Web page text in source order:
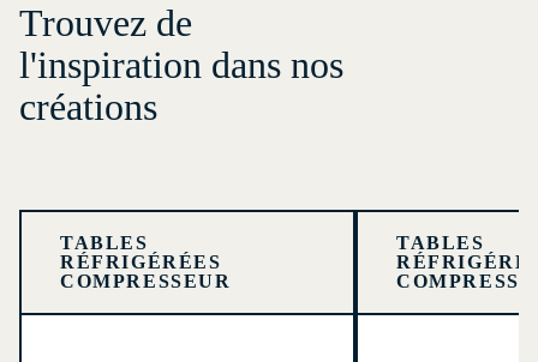
Trouvez de
l'inspiration dans nos
créations
TABLES
RÉFRIGÉRÉES
COMPRESSEUR
TABLES